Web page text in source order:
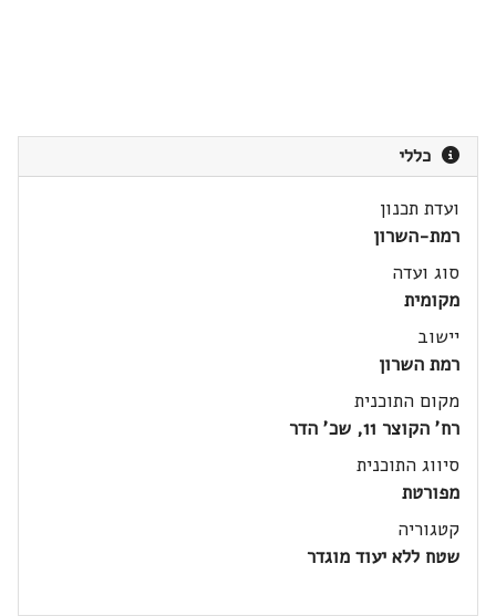
כללי
ועדת תכנון
רמת-השרון
סוג ועדה
מקומית
יישוב
רמת השרון
מקום התוכנית
רח' הקוצר 11, שכ' הדר
סיווג התוכנית
מפורטת
קטגוריה
שטח ללא יעוד מוגדר